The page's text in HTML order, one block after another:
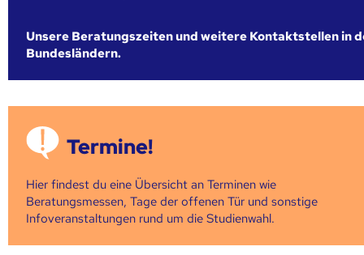
Unsere Beratungszeiten und weitere Kontaktstellen in
Bundesländern.
Termine!
Hier findest du eine Übersicht an Terminen wie
Beratungsmessen, Tage der offenen Tür und sonstige
Infoveranstaltungen rund um die Studienwahl.